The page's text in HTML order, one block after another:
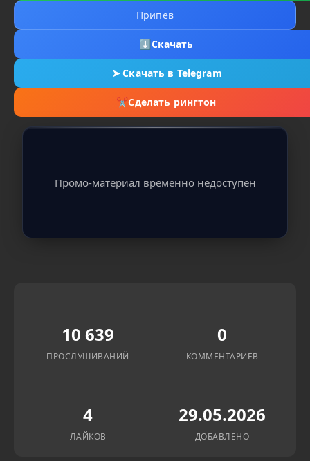
Припев
⬇Скачать
➤Скачать в Telegram
✂Сделать рингтон
Промо-материал временно недоступен
10 639
ПРОСЛУШИВАНИЙ
0
КОММЕНТАРИЕВ
4
ЛАЙКОВ
29.05.2026
ДОБАВЛЕНО